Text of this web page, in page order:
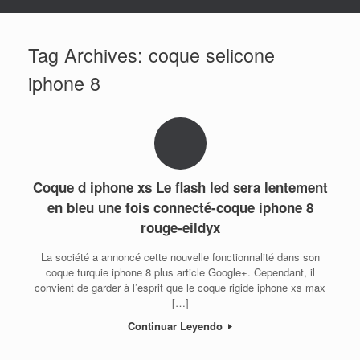
Tag Archives: coque selicone
iphone 8
Coque d iphone xs Le flash led sera lentement
en bleu une fois connecté-coque iphone 8
rouge-eildyx
La société a annoncé cette nouvelle fonctionnalité dans son
coque turquie iphone 8 plus article Google+. Cependant, il
convient de garder à l’esprit que le coque rigide iphone xs max
[…]
Continuar Leyendo